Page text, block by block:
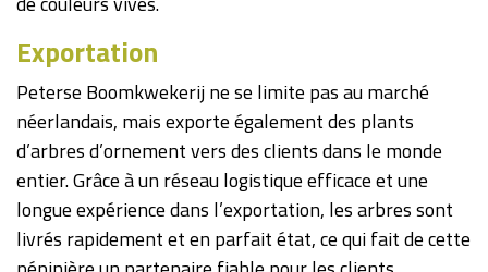
Exportation
Peterse Boomkwekerij ne se limite pas au marché
néerlandais, mais exporte également des plants
d’arbres d’ornement vers des clients dans le monde
entier. Grâce à un réseau logistique efficace et une
longue expérience dans l’exportation, les arbres sont
livrés rapidement et en parfait état, ce qui fait de cette